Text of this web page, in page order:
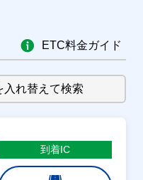
入れ替えて検索
ETC料金ガイド
到着IC